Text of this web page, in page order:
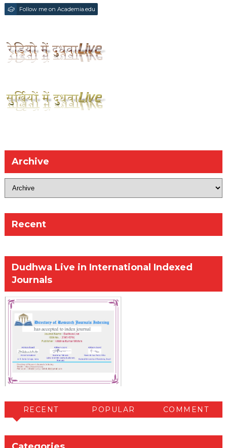
Follow me on Academia.edu
Archive
Recent
Dudhwa Live in International Indexed
Journals
RECENT POPULAR COMMENT